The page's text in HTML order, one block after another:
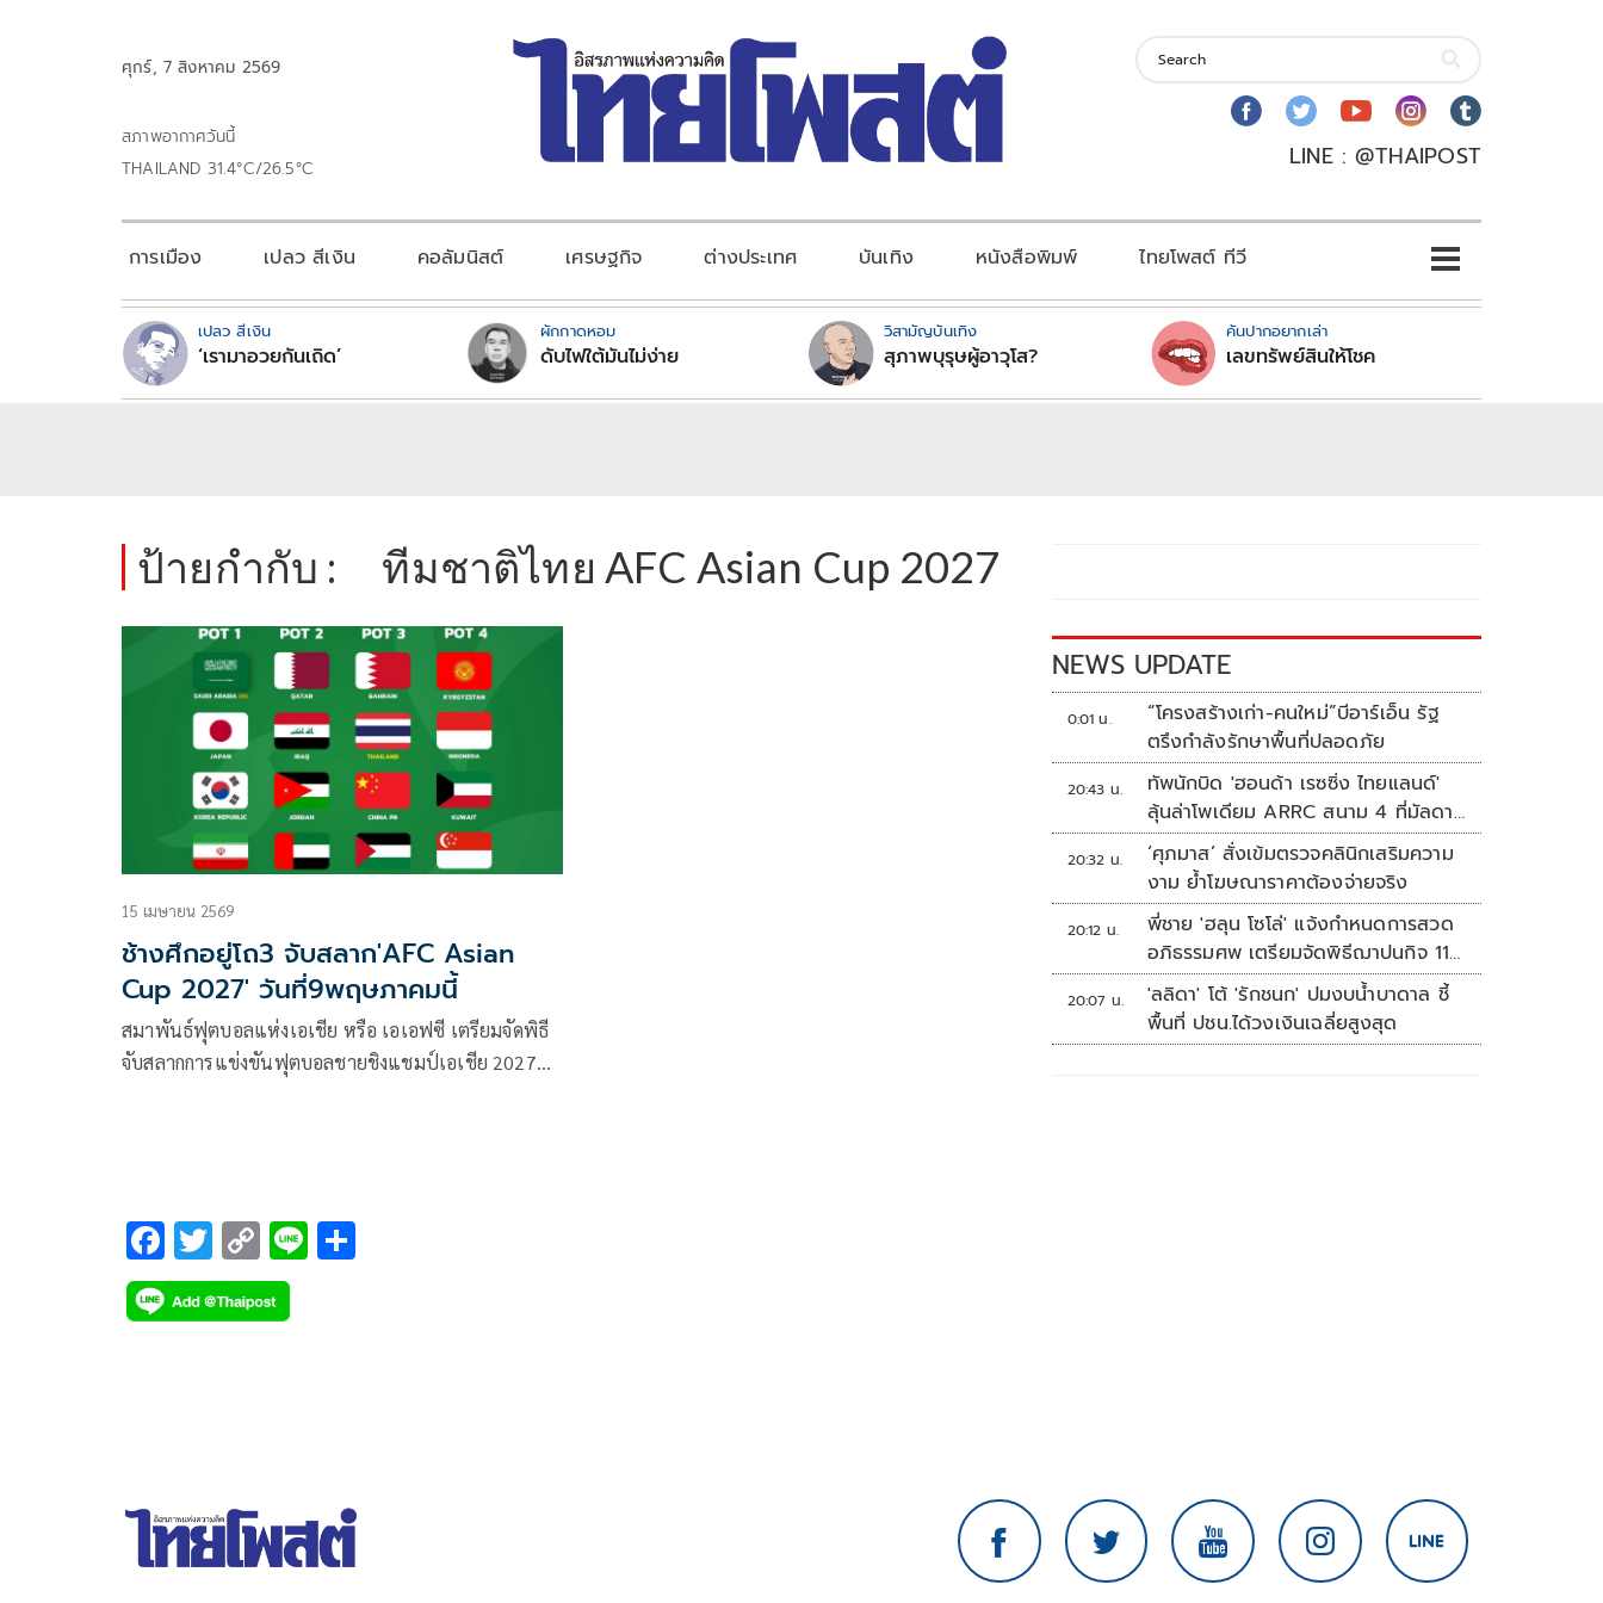
ศุกร์, 7 สิงหาคม 2569
สภาพอากาศวันนี้
THAILAND 31.4°C/26.5°C
LINE : @THAIPOST
การเมือง เปลว สีเงิน คอลัมนิสต์ เศรษฐกิจ ต่างประเทศ บันเทิง หนังสือพิมพ์ ไทยโพสต์ ทีวี
เปลว สีเงิน
‘เรามาอวยกันเถิด’
ผักกาดหอม
ดับไฟใต้มันไม่ง่าย
วิสามัญบันเทิง
สุภาพบุรุษผู้อาวุโส?
คันปากอยากเล่า
เลขทรัพย์สินให้โชค
ป้ายกำกับ : ทีมชาติไทย AFC Asian Cup 2027
15 เมษายน 2569
ช้างศึกอยู่โถ3 จับสลาก'AFC Asian
Cup 2027' วันที่9พฤษภาคมนี้
สมาพันธ์ฟุตบอลแห่งเอเชีย หรือ เอเอฟซี เตรียมจัดพิธี
จับสลากการแข่งขันฟุตบอลชายชิงแชมป์เอเชีย 2027
F
ac
e
T
wi
tt
C
o
p
Li
NEWS UPDATE
0:01 น.
“โครงสร้างเก่า-คนใหม่”บีอาร์เอ็น รัฐ
ตรึงกำลังรักษาพื้นที่ปลอดภัย
20:43 น.
ทัพนักบิด 'ฮอนด้า เรซซิ่ง ไทยแลนด์'
ลุ้นล่าโพเดียม ARRC สนาม 4 ที่มัลดาลิ
กา
20:32 น.
‘ศุภมาส’ สั่งเข้มตรวจคลินิกเสริมความ
งาม ย้ำโฆษณาราคาต้องจ่ายจริง
20:12 น.
พี่ชาย 'ฮลุน โซโล่' แจ้งกำหนดการสวด
อภิธรรมศพ เตรียมจัดพิธีฌาปนกิจ 11
ส.ค.
20:07 น.
'ลลิดา' โต้ 'รักชนก' ปมงบน้ำบาดาล ชี้
พื้นที่ ปชน.ได้วงเงินเฉลี่ยสูงสุด